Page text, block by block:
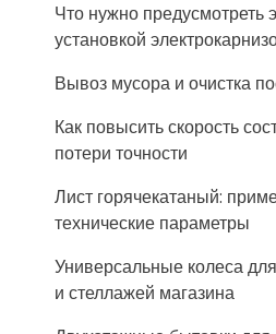
Что нужно предусмотреть
установкой
Вывоз мусора и очистка
Как повысить скорость
потери точности
Лист горячекатаный:
технические параметры
Универсальные колеса
и стеллажей магазина